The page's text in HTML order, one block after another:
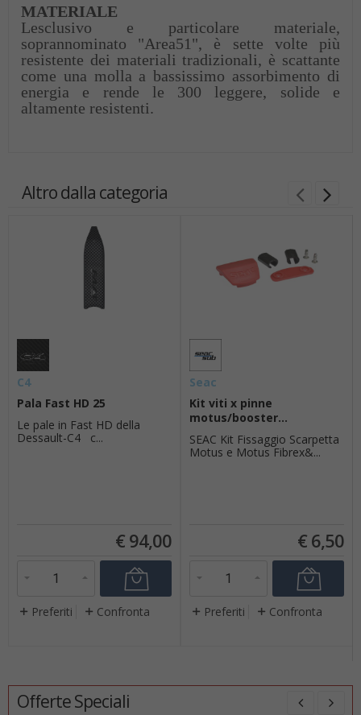
MATERIALE
Lesclusivo e particolare materiale,
soprannominato "Area51", è sette volte più
resistente dei materiali tradizionali, è scattante
come una molla a bassissimo assorbimento di
energia e rende le 300 leggere, solide e
altamente resistenti.
Altro dalla categoria
C4
Pala Fast HD 25
Le pale in Fast HD della
Dessault-C4 c...
€ 94,00
Preferiti Confronta
Seac
Kit viti x pinne
motus/booster...
SEAC Kit Fissaggio Scarpetta
Motus e Motus Fibrex&...
€ 6,50
Preferiti Confronta
Offerte Speciali